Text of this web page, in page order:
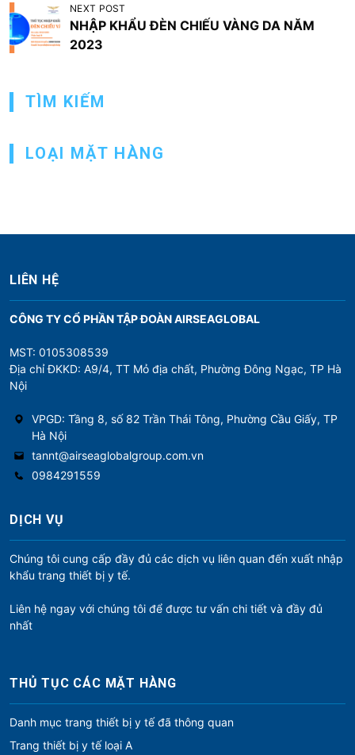
u
h
ư
n
ế
t
NEXT POST
NHẬP KHẨU ĐÈN CHIẾU VÀNG DA NĂM
2023
TÌM KIẾM
LOẠI MẶT HÀNG
LIÊN HỆ
CÔNG TY CỔ PHẦN TẬP ĐOÀN AIRSEAGLOBAL
MST: 0105308539
Địa chỉ ĐKKD: A9/4, TT Mỏ địa chất, Phường Đông Ngạc, TP Hà
Nội
VPGD: Tầng 8, số 82 Trần Thái Tông, Phường Cầu Giấy, TP
Hà Nội
tannt@airseaglobalgroup.com.vn
0984291559
DỊCH VỤ
Chúng tôi cung cấp đầy đủ các dịch vụ liên quan đến xuất nhập
khẩu trang thiết bị y tế.
Liên hệ ngay với chúng tôi để được tư vấn chi tiết và đầy đủ
nhất
THỦ TỤC CÁC MẶT HÀNG
Danh mục trang thiết bị y tế đã thông quan
Trang thiết bị y tế loại A